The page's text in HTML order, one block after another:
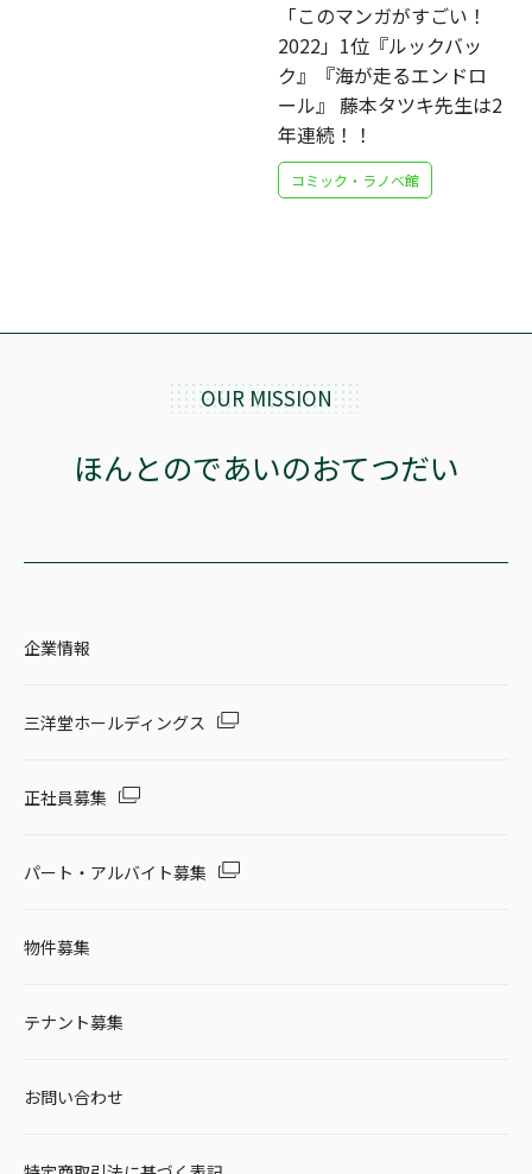
「このマンガがすごい！
2022」1位『ルックバッ
ク』『海が走るエンドロ
ール』 藤本タツキ先生は2
年連続！！
コミック・ラノベ館
OUR MISSION
ほんとのであいのおてつだい
企業情報
三洋堂ホールディングス
正社員募集
パート・アルバイト募集
物件募集
テナント募集
お問い合わせ